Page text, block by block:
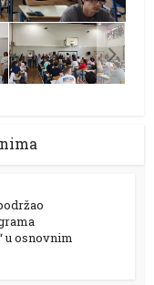
u osnovnim